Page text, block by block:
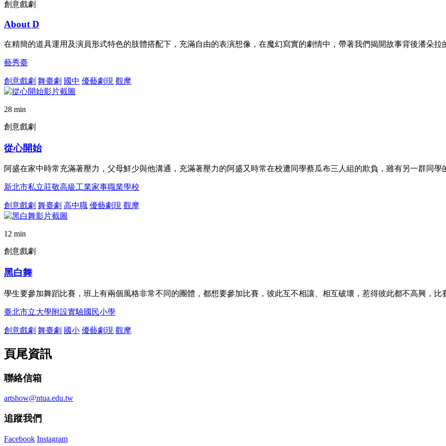
創意戲劇
About D
在精簡的道具運用及演員形式特色的肢體搭配下，充滿自由的表演想像，在魔幻寫實的劇情中，帶著我們揭開故事背後潘朵
藝秀臺
創意戲劇 舞臺劇 國中 優藝劇現 觀摩
28 min
創意戲劇
從心開始
阿盛在家中時常充滿著壓力，父母鮮少與他溝通，充滿著壓力的阿盛又時常在校遭同學蔡瓜布三人組的欺負，雖有另一群同
新北市私立莊敬高級工業家事職業學校
創意戲劇 舞臺劇 高中職 優藝劇現 觀摩
12 min
創意戲劇
黑白舞
學生要參加舞蹈比賽，班上有兩個風格非常不同的團體，都想要參加比賽，彼此互不相讓、相互破壞，惹得彼此都不高興，
臺北市立大學附設實驗國民小學
創意戲劇 舞臺劇 國小 優藝劇現 觀摩
頁尾資訊
聯絡信箱
artshow@ntua.edu.tw
追蹤我們
Facebook Instagram